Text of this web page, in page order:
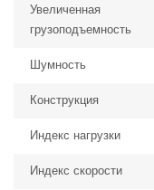
Увеличенная
грузоподъемность
Шумность
Конструкция
Индекс нагрузки
Индекс скорости